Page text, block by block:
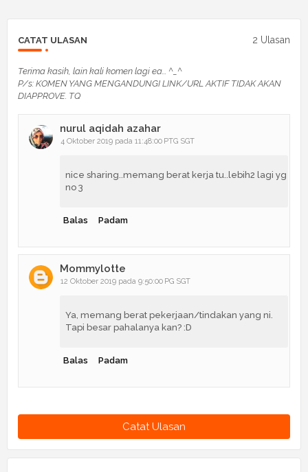
CATAT ULASAN 2 Ulasan
Terima kasih, lain kali komen lagi ea... ^_^
P/s: KOMEN YANG MENGANDUNGI LINK/URL AKTIF TIDAK AKAN
DIAPPROVE. TQ
nurul aqidah azahar
4 Oktober 2019 pada 11:48:00 PTG SGT
nice sharing..memang berat kerja tu..lebih2 lagi yg
no 3
Balas Padam
Mommylotte
12 Oktober 2019 pada 9:50:00 PG SGT
Ya, memang berat pekerjaan/tindakan yang ni.
Tapi besar pahalanya kan? :D
Balas Padam
Catat Ulasan